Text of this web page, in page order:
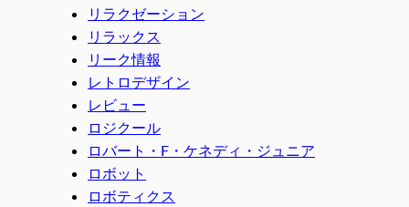
リラクゼーション
リラックス
リーク情報
レトロデザイン
レビュー
ロジクール
ロバート・F・ケネディ・ジュニア
ロボット
ロボティクス